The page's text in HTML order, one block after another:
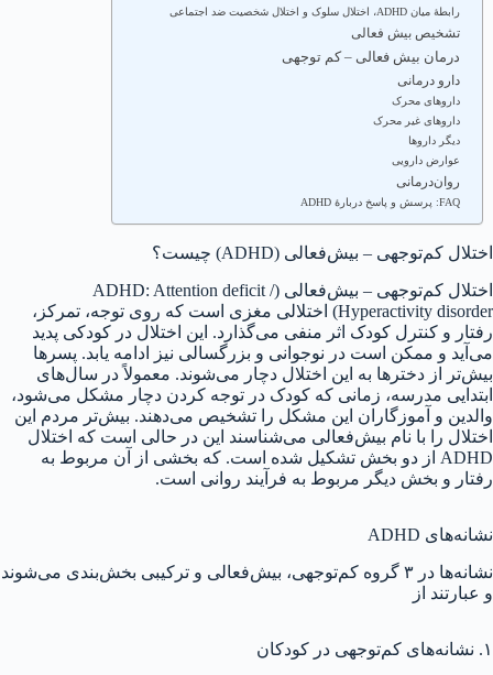
رابطهٔ میان ADHD، اختلال سلوک و اختلال شخصیت ضد اجتماعی
تشخیص بیش فعالی
درمان بیش فعالی – کم توجهی
دارو درمانی
داروهای محرک
داروهای غیر محرک
دیگر داروها
عوارض دارویی
روان‌درمانی
FAQ: پرسش و پاسخ دربارهٔ ADHD
اختلال کم‌توجهی – بیش‌فعالی (ADHD) چیست؟
اختلال کم‌توجهی – بیش‌فعالی (ADHD: Attention deficit /
Hyperactivity disorder) اختلالی مغزی است که روی توجه، تمرکز،
رفتار و کنترل کودک اثر منفی می‌گذارد. این اختلال در کودکی پدید
می‌آید و ممکن است در نوجوانی و بزرگسالی نیز ادامه یابد. پسرها
بیش‌تر از دخترها به این اختلال دچار می‌شوند. معمولاً در سال‌های
ابتدایی مدرسه، زمانی که کودک در توجه کردن دچار مشکل می‌شود،
والدین و آموزگاران این مشکل را تشخیص می‌دهند. بیش‌تر مردم این
اختلال را با نام بیش‌فعالی می‌شناسند این در حالی است که اختلال
ADHD از دو بخش تشکیل شده است. که بخشی از آن مربوط به
رفتار و بخش دیگر مربوط به فرآیند روانی است.
نشانه‌های ADHD
نشانه‌ها در ۳ گروه کم‌توجهی، بیش‌فعالی و ترکیبی بخش‌بندی می‌شوند
و عبارتند از
۱. نشانه‌های کم‌توجهی در کودکان